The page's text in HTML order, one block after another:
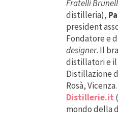
Fratelli
distilleria),
president
Fondatore e
designer. Il
distillatori e
Distillazione
Rosà,
Distillerie.it
mondo della